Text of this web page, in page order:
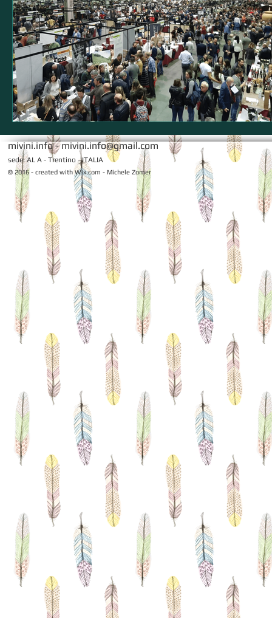
mivini.info -mivini.info@gmail.com
sede: AL A - Trentino - ITALIA
© 2016 - created with Wix.com - Michele Zomer